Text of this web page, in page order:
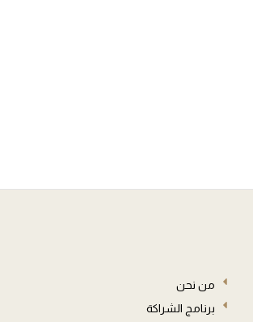
من نحن
برنامج الشراكة